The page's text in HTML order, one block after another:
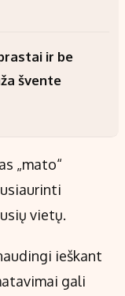
ir be
švente
„mato“
vietų.
ieškant
gali